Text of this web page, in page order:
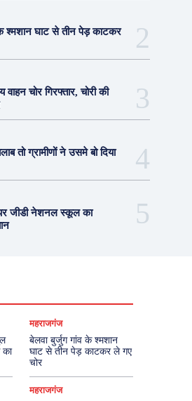
श्मशान घाट से तीन पेड़ काटकर
चोर गिरफ्तार, चोरी की
तो ग्रामीणों ने उसमे बो दिया
जीडी नेशनल स्कूल का
का
महराजगंज
बेलवा बुर्जुग गांव के श्मशान
घाट से तीन पेड़ काटकर ले गए
चोर
महराजगंज